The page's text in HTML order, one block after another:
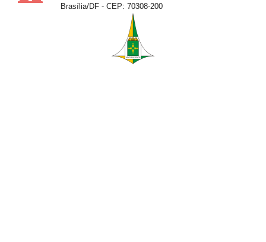
Brasília/DF - CEP: 70308-200